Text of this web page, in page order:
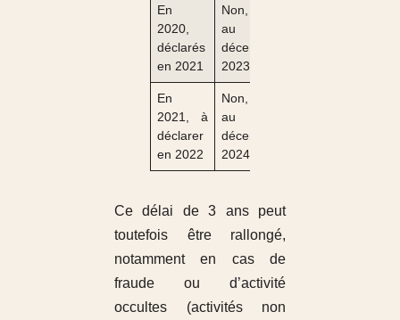
En
2020,
déclarés
en 2021
Non, mais
au 31
décembre
2023
En
2021, à
déclarer
en 2022
Non, mais
au 31
décembre
2024
Ce délai de 3 ans peut
toutefois être rallongé,
notamment en cas de
fraude ou d’activité
occultes (activités non